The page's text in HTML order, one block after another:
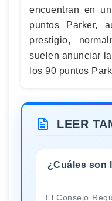
encuentran en
puntos Parker,
prestigio,
suelen anunciar
los 90 puntos
LEER
¿Cuáles son
El Consejo